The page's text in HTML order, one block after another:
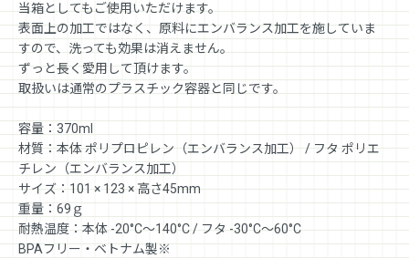
当箱としてもご使用いただけます。
表面上の加工ではなく、原料にエンバランス加工を施していま
すので、洗っても効果は消えません。
ずっと長く愛用して頂けます。
取扱いは通常のプラスチック容器と同じです。
容量：370ml
材質：本体 ポリプロピレン（エンバランス加工） / フタ ポリエ
チレン（エンバランス加工）
サイズ：101 × 123 × 高さ45mm
重量：69ｇ
耐熱温度：本体 -20°C〜140°C / フタ -30°C〜60°C
BPAフリー・ベトナム製※